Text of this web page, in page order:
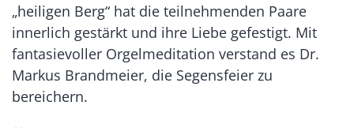
„heiligen Berg“ hat die teilnehmenden Paare
innerlich gestärkt und ihre Liebe gefestigt. Mit
fantasievoller Orgelmeditation verstand es Dr.
Markus Brandmeier, die Segensfeier zu
bereichern.